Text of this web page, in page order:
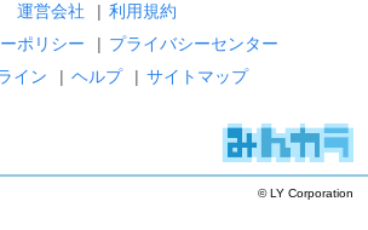
運営会社 | 利用規約
ポリシー
| プライバシーセンター
イン
| ヘルプ | サイトマップ
© LY Corporation